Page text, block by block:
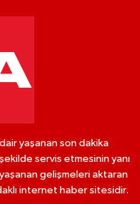
yaşanan son dakika
servis etmesinin yanı
gelişmeleri aktaran
internet haber sitesidir.